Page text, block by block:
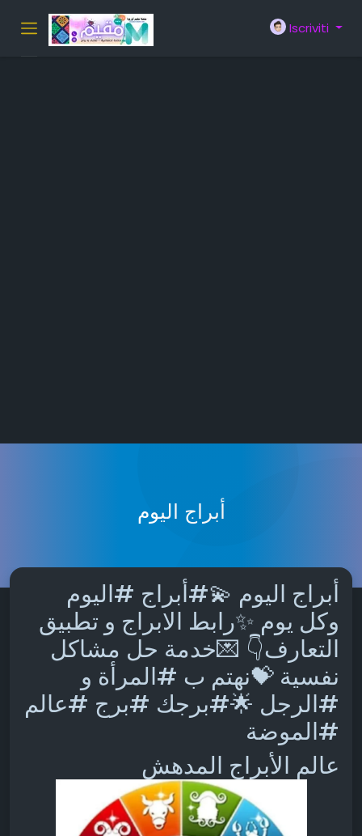
Iscriviti
أبراج اليوم
أبراج اليوم 💫#أبراج #اليوم
وكل يوم ✨رابط الابراج و تطبيق
التعارف👇 💌خدمة حل مشاكل
نفسية 💝نهتم ب #المرأة و
#الرجل 🌟#برجك #برج #عالم
#الموضة
عالم الأبراج المدهش